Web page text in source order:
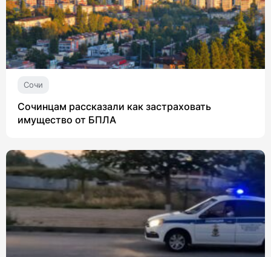
Сочи
Сочинцам рассказали как застраховать
имущество от БПЛА